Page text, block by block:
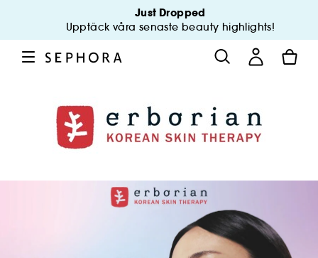
Just Dropped
Upptäck våra senaste beauty highlights!